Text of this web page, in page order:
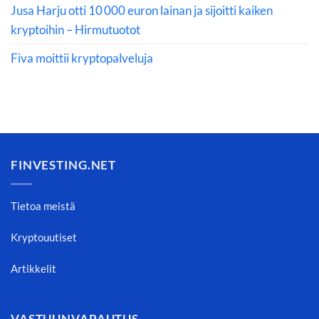
Jusa Harju otti 10 000 euron lainan ja sijoitti kaiken
kryptoihin – Hirmutuotot
Fiva moittii kryptopalveluja
FINVESTING.NET
Tietoa meistä
Kryptouutiset
Artikkelit